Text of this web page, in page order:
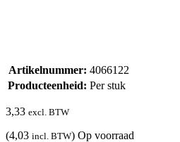
Artikelnummer: 4066122
Producteenheid: Per stuk
3,33 excl. BTW
(4,03 incl. BTW) Op voorraad